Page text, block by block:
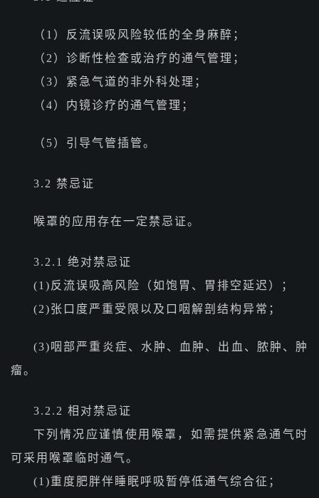
（1）反流误吸风险较低的全身麻醉；
（2）诊断性检查或治疗的通气管理；
（3）紧急气道的非外科处理；
（4）内镜诊疗的通气管理；
（5）引导气管插管。
3.2 禁忌证
喉罩的应用存在一定禁忌证。
3.2.1 绝对禁忌证
(1)反流误吸高风险（如饱胃、胃排空延迟）；
(2)张口度严重受限以及口咽解剖结构异常；
(3)咽部严重炎症、水肿、血肿、出血、脓肿、肿
瘤。
3.2.2 相对禁忌证
下列情况应谨慎使用喉罩，如需提供紧急通气时
可采用喉罩临时通气。
(1)重度肥胖伴睡眠呼吸暂停低通气综合征；